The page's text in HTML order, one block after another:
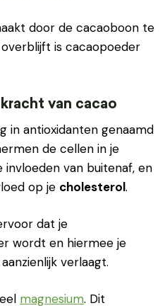
door de cacaoboon te
is cacaopoeder
van cacao
in antioxidanten genaamd
de cellen in je
invloeden van buitenaf, en
op je cholesterol.
dat je
wordt en hiermee je
aanzienlijk verlaagt.
magnesium. Dit